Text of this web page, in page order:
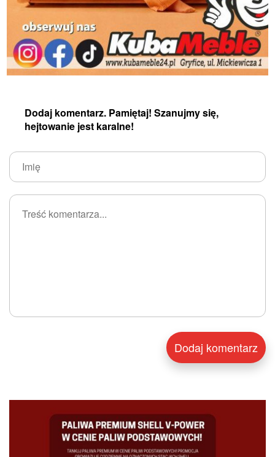
Dodaj komentarz. Pamiętaj! Szanujmy się,
hejtowanie jest karalne!